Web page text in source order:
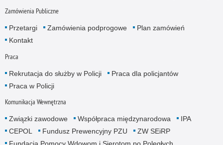
Zamówienia Publiczne
Przetargi Zamówienia podprogowe
Plan zamówień
Kontakt
Praca
Rekrutacja do służby w Policji
Praca dla policjantów
Praca w Policji
Komunikacja Wewnętrzna
Związki zawodowe Współpraca międzynarodowa
IPA
CEPOL
Fundusz Prewencyjny PZU
ZW SEiRP
Fundacja Pomocy Wdowom i Sierotom po Poległych